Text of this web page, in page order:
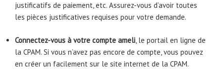
justificatifs de paiement, etc. Assurez-vous d’avoir toutes
les pièces justificatives requises pour votre demande.
Connectez-vous à votre compte ameli, le portail en ligne de
la CPAM. Si vous n’avez pas encore de compte, vous pouvez
en créer un facilement sur le site internet de la CPAM.